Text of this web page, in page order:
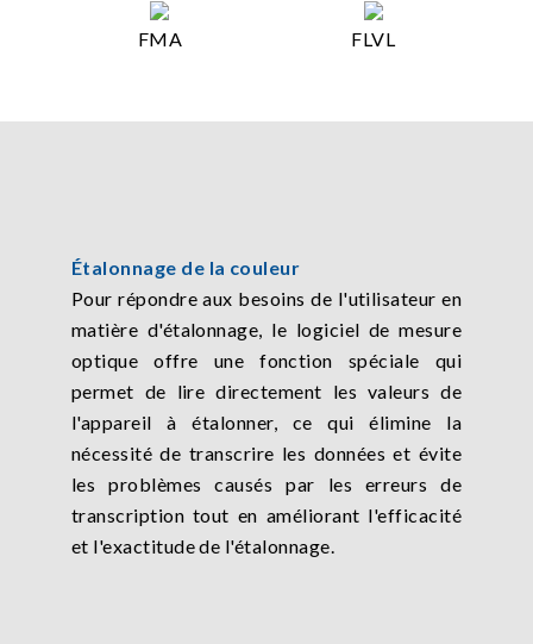
FMA FLVL
Étalonnage de la couleur
Pour répondre aux besoins de l'utilisateur en
matière d'étalonnage, le logiciel de mesure
optique offre une fonction spéciale qui
permet de lire directement les valeurs de
l'appareil à étalonner, ce qui élimine la
nécessité de transcrire les données et évite
les problèmes causés par les erreurs de
transcription tout en améliorant l'efficacité
et l'exactitude de l'étalonnage.